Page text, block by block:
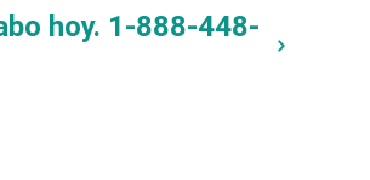
hoy. 1-888-448-